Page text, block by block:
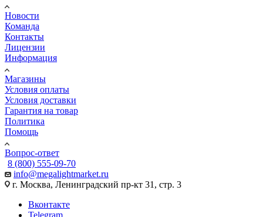
Новости
Команда
Контакты
Лицензии
Информация
Магазины
Условия оплаты
Условия доставки
Гарантия на товар
Политика
Помощь
Вопрос-ответ
8 (800) 555-09-70
info@megalightmarket.ru
г. Москва, Ленинградский пр-кт 31, стр. 3
Вконтакте
Telegram